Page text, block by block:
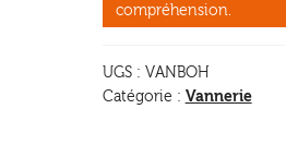
compréhension.
UGS : VANBOH
Catégorie : Vannerie